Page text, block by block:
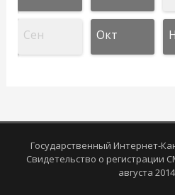
Сен Окт
Государственный Интернет-
Свидетельство о регистрации
августа